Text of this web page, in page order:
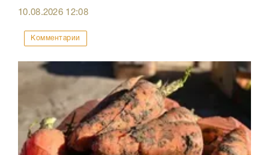
10.08.2026 12:08
Комментарии